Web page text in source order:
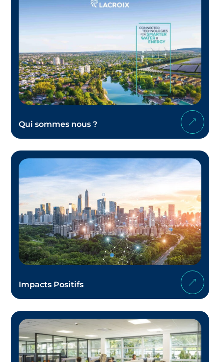
Qui sommes nous ?
Impacts Positifs